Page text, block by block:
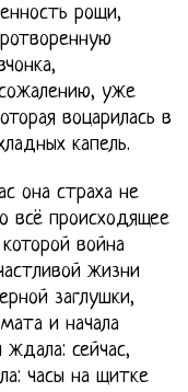
рощи,
уже
воцарилась в
капель.
она страха не
всё происходящее
война
жизни
заглушки,
и начала
сейчас,
часы на щитке